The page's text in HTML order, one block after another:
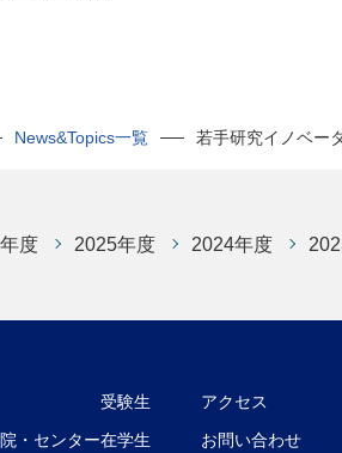
News&Topics一覧 若手研究イノベー
度 2025年度 2024年度
・センター
受験生
在学生
アクセス
お問い合わせ